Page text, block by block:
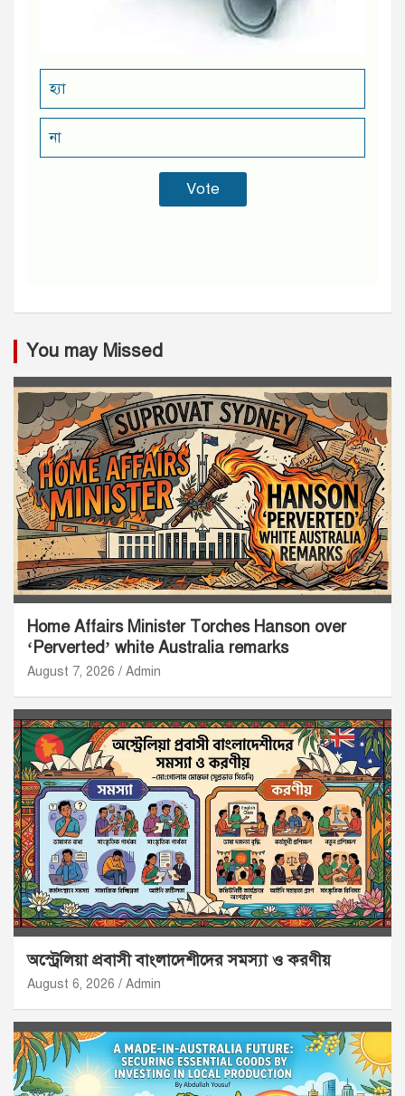
হ্যা
না
You may Missed
Home Affairs Minister Torches Hanson over
‘Perverted’ white Australia remarks
August 7, 2026 Admin
অস্ট্রেলিয়া প্রবাসী বাংলাদেশীদের সমস্যা ও করণীয়
August 6, 2026 Admin